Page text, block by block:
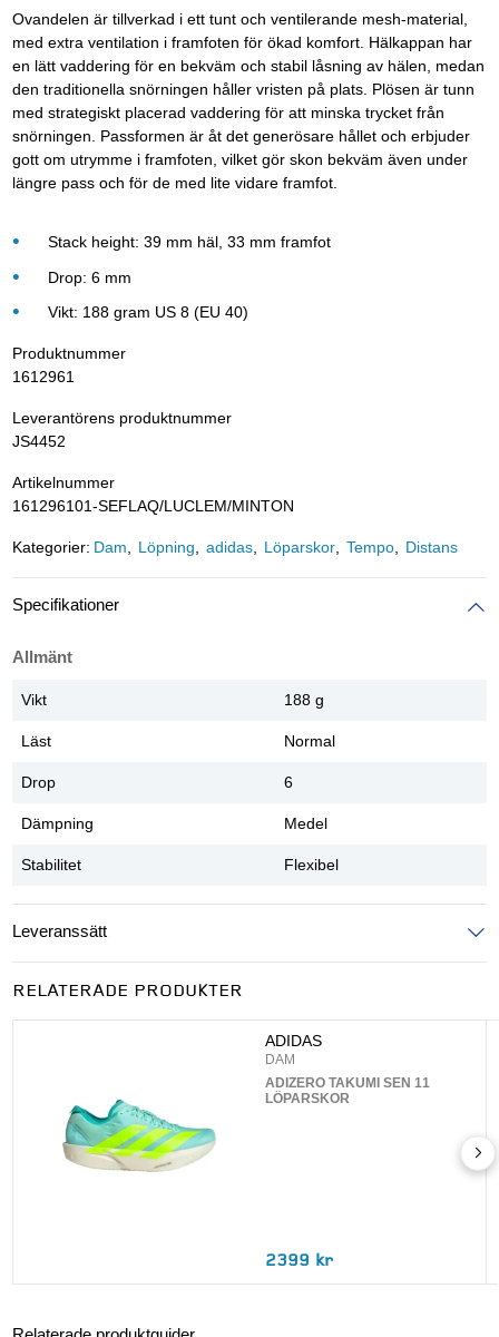
Ovandelen är tillverkad i ett tunt och ventilerande mesh-material,
med extra ventilation i framfoten för ökad komfort. Hälkappan har
en lätt vaddering för en bekväm och stabil låsning av hälen, medan
den traditionella snörningen håller vristen på plats. Plösen är tunn
med strategiskt placerad vaddering för att minska trycket från
snörningen. Passformen är åt det generösare hållet och erbjuder
gott om utrymme i framfoten, vilket gör skon bekväm även under
längre pass och för de med lite vidare framfot.
Stack height: 39 mm häl, 33 mm framfot
Drop: 6 mm
Vikt: 188 gram US 8 (EU 40)
Produktnummer
1612961
Leverantörens produktnummer
JS4452
Artikelnummer
161296101-SEFLAQ/LUCLEM/MINTON
Kategorier: Dam Löpning adidas Löparskor Tempo Distans
Specifikationer
Allmänt
Vikt 188 g
Läst Normal
Drop 6
Dämpning Medel
Stabilitet Flexibel
Leveranssätt
Ange postnummer för att se leveranssätt
RELATERADE PRODUKTER
ADIDAS
DAM
ADIZERO TAKUMI SEN 11
LÖPARSKOR
2399 kr